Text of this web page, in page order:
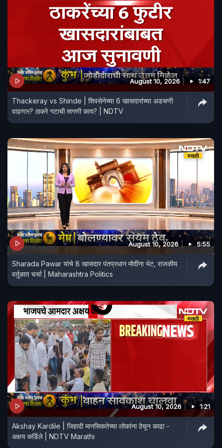
August 10, 2026 1:47
Thackeray vs Shinde | शिवसेनेच्या 6 खासदारांच्या अडचणी
वाढणार? ठाकरे गटाची मागणी काय? | NDTV
August 10, 2026 5:55
Sharada Pawar यांचे 8 खासदार पंतप्रधान मोदींना भेट, राजकीय
वर्तुळात चर्चा | Maharashtra Politics
August 10, 2026 1:21
Akshay Kardile | जिहादी मानसिकतेच्या लोकांना ठेचून काढा -
अक्षय कर्डिले | NDTV Marathi